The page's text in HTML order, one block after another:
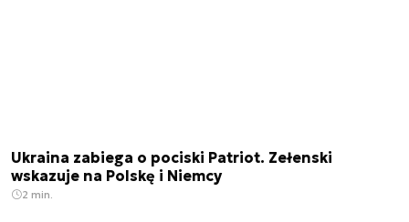
Ukraina zabiega o pociski Patriot. Zełenski
wskazuje na Polskę i Niemcy
2 min.